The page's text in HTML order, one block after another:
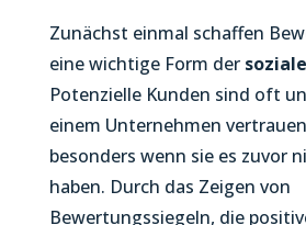
Zunächst einmal schaffen
eine wichtige Form der
Potenzielle Kunden sind oft
einem Unternehmen
besonders wenn sie es zuvor
haben. Durch das Zeigen von
Bewertungssiegeln, die